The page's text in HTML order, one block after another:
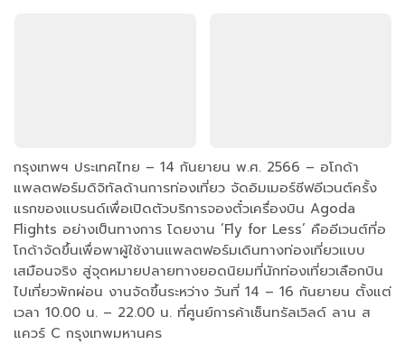
กรุงเทพฯ ประเทศไทย – 14 กันยายน พ.ศ. 2566 – อโกด้า
แพลตฟอร์มดิจิทัลด้านการท่องเที่ยว จัดอิมเมอร์ซีฟอีเวนต์ครั้ง
แรกของแบรนด์เพื่อเปิดตัวบริการจองตั๋วเครื่องบิน Agoda
Flights อย่างเป็นทางการ โดยงาน ‘Fly for Less’ คืออีเวนต์ที่อ
โกด้าจัดขึ้นเพื่อพาผู้ใช้งานแพลตฟอร์มเดินทางท่องเที่ยวแบบ
เสมือนจริง สู่จุดหมายปลายทางยอดนิยมที่นักท่องเที่ยวเลือกบิน
ไปเที่ยวพักผ่อน งานจัดขึ้นระหว่าง วันที่ 14 – 16 กันยายน ตั้งแต่
เวลา 10.00 น. – 22.00 น. ที่ศูนย์การค้าเซ็นทรัลเวิลด์ ลาน ส
แควร์ C กรุงเทพมหานคร